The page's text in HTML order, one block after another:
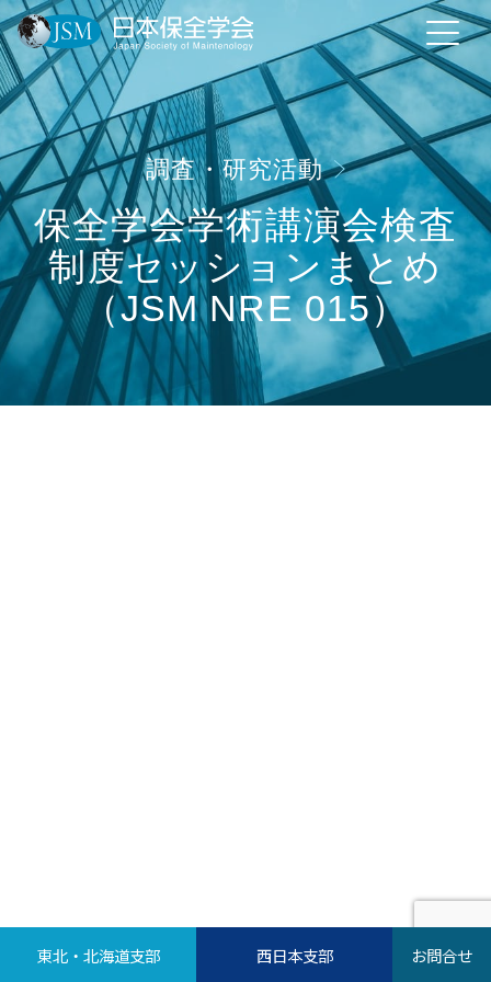
調査・研究活動
保全学会学術講演会検査
制度セッションまとめ
（JSM NRE 015）
東北・北海道支部 西日本支部 お問合せ